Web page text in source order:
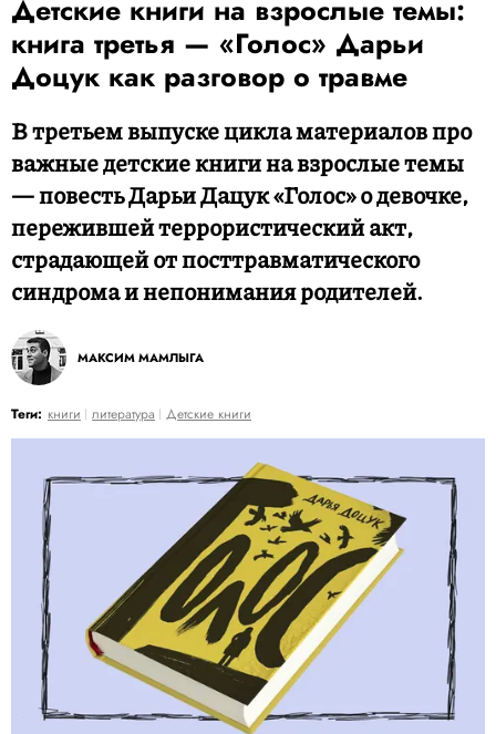
Детские книги на взрослые темы:
книга третья — «Голос» Дарьи
Доцук как разговор о травме
В третьем выпуске цикла материалов про
важные детские книги на взрослые темы
— повесть Дарьи Дацук «Голос» о девочке,
пережившей террористический акт,
страдающей от посттравматического
синдрома и непонимания родителей.
МАКСИМ МАМЛЫГА
Теги: книги литература Детские книги